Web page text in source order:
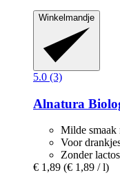
Winkelmandje
5.0 (3)
Alnatura
Milde smaak
Voor
Zonder
€ 1,89 (€ 1,89 / l)